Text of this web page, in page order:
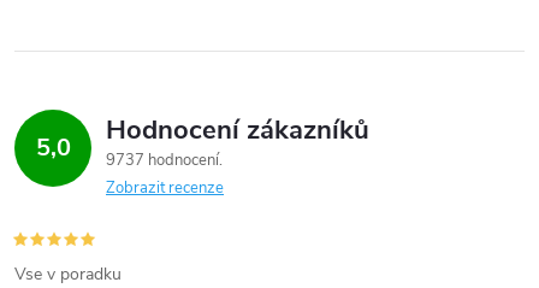
5,0 Hodnocení zákazníků
9737 hodnocení
Zobrazit recenze
Vse v poradku